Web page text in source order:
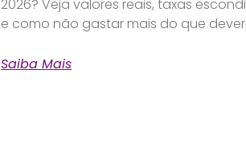
2026? Veja valores reais, taxas
e como não gastar mais do que
Saiba Mais